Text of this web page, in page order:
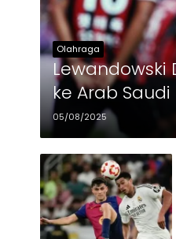
Olahraga
Lewandowski
ke Arab Saudi
05/08/2025